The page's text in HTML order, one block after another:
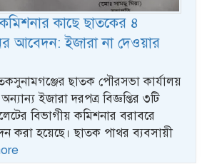
কাছে ছাতকের ৪
আবেদন: ইজারা না দেওয়ার
ছাতক পৌরসভা কার্যালয়
ইজারা দরপত্র বিজ্ঞপ্তির ৩টি
বিভাগীয় কমিশনার বরাবরে
করা হয়েছে। ছাতক পাথর ব্যবসায়ী